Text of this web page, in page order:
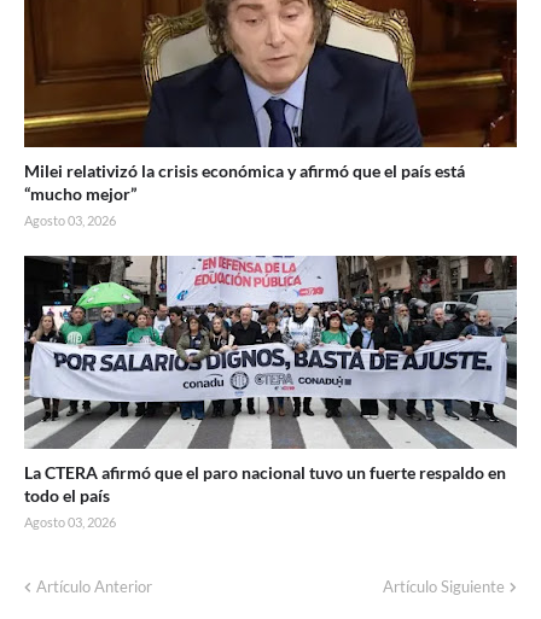
Milei relativizó la crisis económica y afirmó que el país está
“mucho mejor”
Agosto 03, 2026
La CTERA afirmó que el paro nacional tuvo un fuerte respaldo en
todo el país
Agosto 03, 2026
Artículo Anterior Artículo Siguiente